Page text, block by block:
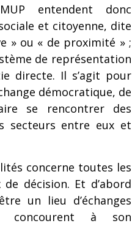
entendent donc
et citoyenne, dite
» ou « de proximité » ;
de représentation
directe. Il s’agit pour
démocratique, de
se rencontrer des
secteurs entre eux et
concerne toutes les
décision. Et d’abord
un lieu d’échanges
à son